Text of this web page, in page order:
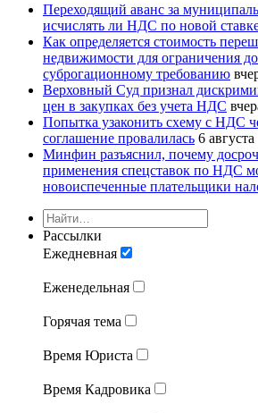
Переходящий аванс за
исчислять ли НДС по новой
Как определяется стоимость
недвижимости для ограничения
суброгационному требованию
Верховный Суд признал
цен в закупках без учета НДС
Попытка узаконить схему с НДС
соглашение провалилась 6 августа
Минфин разъяснил, почему
применения спецставок по НДС
новоиспеченные плательщики
Рассылки
Ежедневная
Еженедельная
Горячая тема
Время Юриста
Время Кадровика